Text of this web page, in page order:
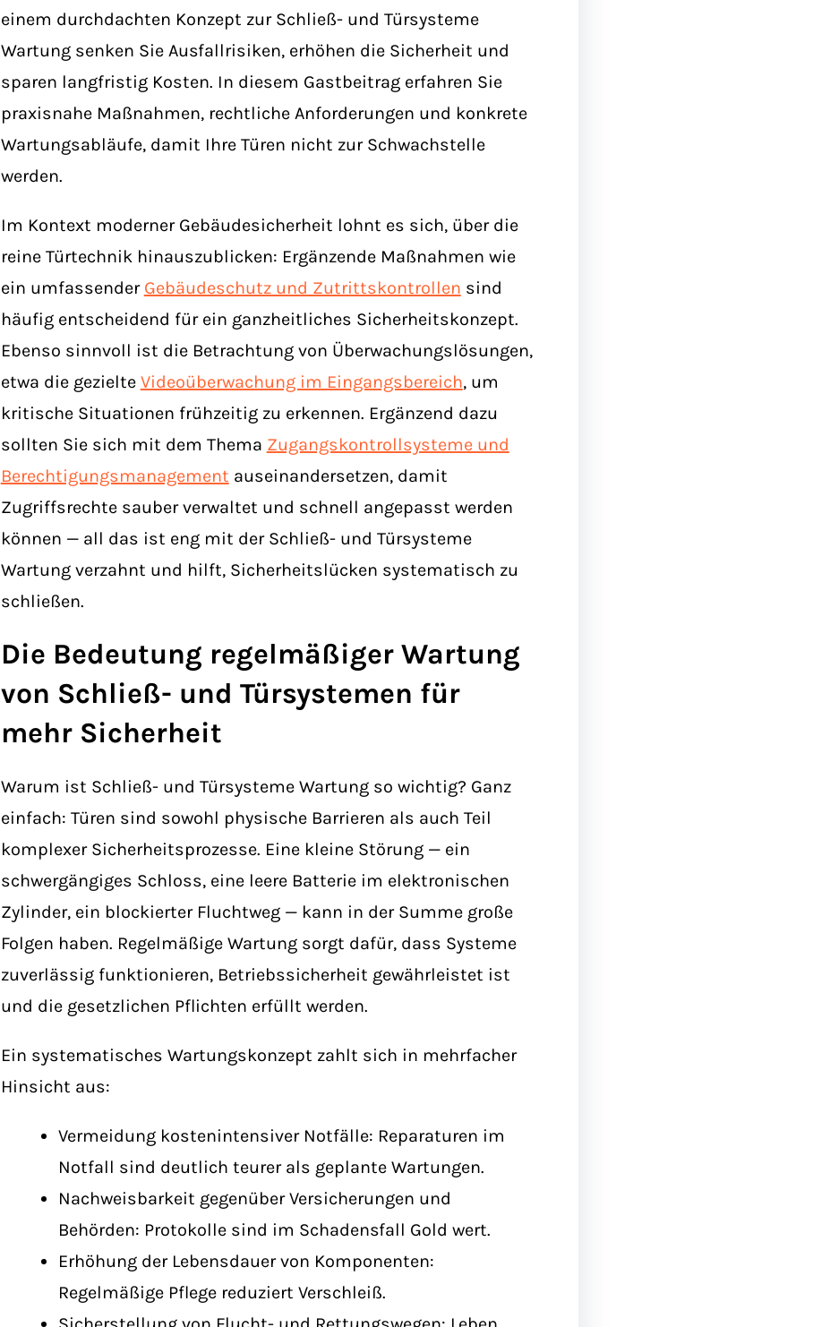
einem durchdachten Konzept zur Schließ- und Türsysteme
Wartung senken Sie Ausfallrisiken, erhöhen die Sicherheit und
sparen langfristig Kosten. In diesem Gastbeitrag erfahren Sie
praxisnahe Maßnahmen, rechtliche Anforderungen und konkrete
Wartungsabläufe, damit Ihre Türen nicht zur Schwachstelle
werden.
Im Kontext moderner Gebäudesicherheit lohnt es sich, über die
reine Türtechnik hinauszublicken: Ergänzende Maßnahmen wie
ein umfassender Gebäudeschutz und Zutrittskontrollen sind
häufig entscheidend für ein ganzheitliches Sicherheitskonzept.
Ebenso sinnvoll ist die Betrachtung von Überwachungslösungen,
etwa die gezielte Videoüberwachung im Eingangsbereich, um
kritische Situationen frühzeitig zu erkennen. Ergänzend dazu
sollten Sie sich mit dem Thema Zugangskontrollsysteme und
Berechtigungsmanagement auseinandersetzen, damit
Zugriffsrechte sauber verwaltet und schnell angepasst werden
können — all das ist eng mit der Schließ- und Türsysteme
Wartung verzahnt und hilft, Sicherheitslücken systematisch zu
schließen.
Die Bedeutung regelmäßiger Wartung
von Schließ- und Türsystemen für
mehr Sicherheit
Warum ist Schließ- und Türsysteme Wartung so wichtig? Ganz
einfach: Türen sind sowohl physische Barrieren als auch Teil
komplexer Sicherheitsprozesse. Eine kleine Störung — ein
schwergängiges Schloss, eine leere Batterie im elektronischen
Zylinder, ein blockierter Fluchtweg — kann in der Summe große
Folgen haben. Regelmäßige Wartung sorgt dafür, dass Systeme
zuverlässig funktionieren, Betriebssicherheit gewährleistet ist
und die gesetzlichen Pflichten erfüllt werden.
Ein systematisches Wartungskonzept zahlt sich in mehrfacher
Hinsicht aus:
Vermeidung kostenintensiver Notfälle: Reparaturen im
Notfall sind deutlich teurer als geplante Wartungen.
Nachweisbarkeit gegenüber Versicherungen und
Behörden: Protokolle sind im Schadensfall Gold wert.
Erhöhung der Lebensdauer von Komponenten:
Regelmäßige Pflege reduziert Verschleiß.